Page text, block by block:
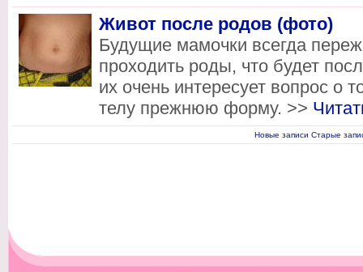
Живот после родов (фото)
Будущие мамочки всегда
проходить роды, что будет
их очень интересует вопрос о
телу прежнюю форму. >>
Новые записи Старые